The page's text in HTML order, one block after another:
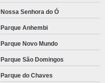
Nossa Senhora do Ó
Parque Anhembi
Parque Novo Mundo
Parque São Domingos
Parque do Chaves